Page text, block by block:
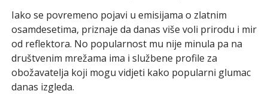
Iako se povremeno pojavi u emisijama o zlatnim
osamdesetima, priznaje da danas više voli prirodu i mir
od reflektora. No popularnost mu nije minula pa na
društvenim mrežama ima i službene profile za
obožavatelja koji mogu vidjeti kako popularni glumac
danas izgleda.